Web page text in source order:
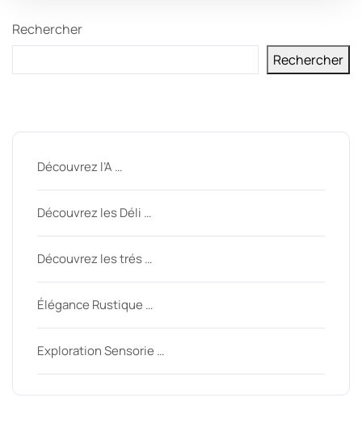
Rechercher
Rechercher
Découvrez l’A …
Découvrez les Déli …
Découvrez les trés …
Élégance Rustique …
Exploration Sensorie …